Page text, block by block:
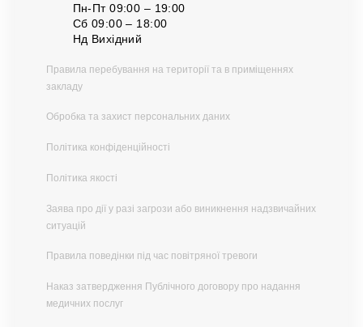
Пн-Пт 09:00 – 19:00
Cб 09:00 – 18:00
Нд Вихідний
Правила перебування на території та в приміщеннях
закладу
Обробка та захист персональних даних
Політика конфіденційності
Політика якості
Заява про дії у разі загрози або виникнення надзвичайних
ситуацій
Правила поведінки під час повітряної тревоги
Наказ затвердження Публічного договору про надання
медичних послуг